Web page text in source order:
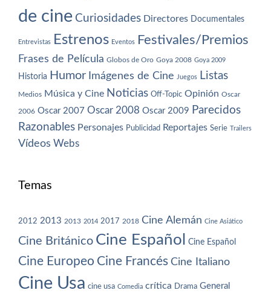
de cine Curiosidades Directores Documentales
Entrevistas Estrenos Eventos Festivales/Premios
Frases de Película Globos de Oro Goya 2008 Goya 2009
Historia Humor Imágenes de Cine Juegos Listas
Medios Música y Cine Noticias Off-Topic Opinión Oscar
2006 Oscar 2007 Oscar 2008 Oscar 2009 Parecidos
Razonables Personajes Publicidad Reportajes Serie Trailers
Vídeos Webs
Temas
2012 2013 2013 2014 2017 2018 Cine Alemán Cine Asiático
Cine Británico Cine Español Cine Español
Cine Europeo Cine Francés Cine Italiano
Cine Usa cine usa Comedia crítica Drama General